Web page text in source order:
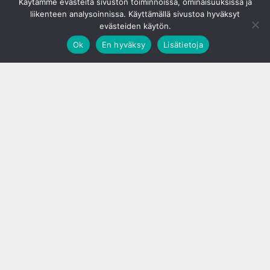
liikenteen analysoinnissa. Käyttämällä sivustoa hyväksyt
evästeiden käytön.
Ok
En hyväksy Lisätietoja